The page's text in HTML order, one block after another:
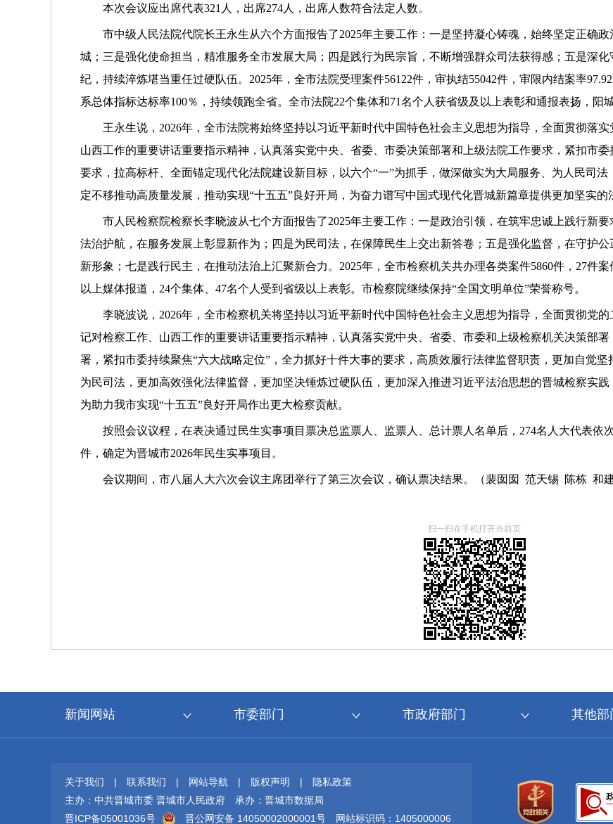
本次会议应出席代表321人，出席274人，出席人数符合法定人数。
市中级人民法院代院长王永生从六个方面报告了2025年主要工作：一是坚持凝心铸魂，始终坚定正确
城；三是强化使命担当，精准服务全市发展大局；四是践行为民宗旨，不断增强群众司法获得感；五是深
纪，持续淬炼堪当重任过硬队伍。2025年，全市法院受理案件56122件，审执结55042件，审限内结案率
系总体指标达标率100％，持续领跑全省。全市法院22个集体和71名个人获省级及以上表彰和通报表扬，阳
王永生说，2026年，全市法院将始终坚持以习近平新时代中国特色社会主义思想为指导，全面贯彻落
山西工作的重要讲话重要指示精神，认真落实党中央、省委、市委决策部署和上级法院工作要求，紧扣市
要求，拉高标杆、全面锚定现代化法院建设新目标，以六个“一”为抓手，做深做实为大局服务、为人民司
定不移推动高质量发展，推动实现“十五五”良好开局，为奋力谱写中国式现代化晋城新篇章提供更加坚实的
市人民检察院检察长李晓波从七个方面报告了2025年主要工作：一是政治引领，在筑牢忠诚上践行新
法治护航，在服务发展上彰显新作为；四是为民司法，在保障民生上交出新答卷；五是强化监督，在守护
新形象；七是践行民主，在推动法治上汇聚新合力。2025年，全市检察机关共办理各类案件5860件，27件
以上媒体报道，24个集体、47名个人受到省级以上表彰。市检察院继续保持“全国文明单位”荣誉称号。
李晓波说，2026年，全市检察机关将坚持以习近平新时代中国特色社会主义思想为指导，全面贯彻党
记对检察工作、山西工作的重要讲话重要指示精神，认真落实党中央、省委、市委和上级检察机关决策部
署，紧扣市委持续聚焦“六大战略定位”，全力抓好十件大事的要求，高质效履行法律监督职责，更加自觉
为民司法，更加高效强化法律监督，更加坚决锤炼过硬队伍，更加深入推进习近平法治思想的晋城检察实
为助力我市实现“十五五”良好开局作出更大检察贡献。
按照会议议程，在表决通过民生实事项目票决总监票人、监票人、总计票人名单后，274名人大代表依
件，确定为晋城市2026年民生实事项目。
会议期间，市八届人大六次会议主席团举行了第三次会议，确认票决结果。（裴囡囡 范天锡 陈栋 和
扫一扫在手机打开当前页
新闻网站 市委部门 市政府部门 其他部
关于我们 | 联系我们 | 网站导航 | 版权声明 |
隐私政策
主办：中共晋城市委 晋城市人民政府
承办：晋城市数据局
晋ICP备05001036号
晋公网安备 14050002000001号 网站标识码：1405000006